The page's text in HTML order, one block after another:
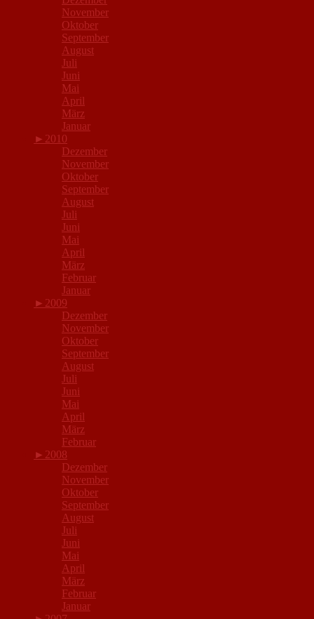
November
Oktober
September
August
Juli
Juni
Mai
April
März
Januar
► 2010
Dezember
November
Oktober
September
August
Juli
Juni
Mai
April
März
Februar
Januar
► 2009
Dezember
November
Oktober
September
August
Juli
Juni
Mai
April
März
Februar
► 2008
Dezember
November
Oktober
September
August
Juli
Juni
Mai
April
März
Februar
Januar